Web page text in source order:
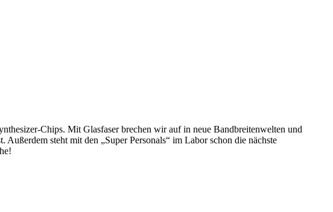
Chips. Mit Glasfaser brechen wir auf in neue Bandbreitenwelten und
steht mit den „Super Personals“ im Labor schon die nächste